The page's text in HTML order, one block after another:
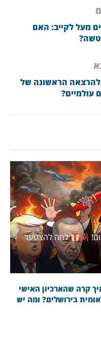
מעל לקייב: האם
הראשונה של
למה להצטער
קרה שהארכיון האישי
בירושלים? ומה יש